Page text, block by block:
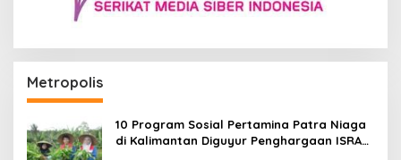
Metropolis
10 Program Sosial Pertamina Patra Niaga
di Kalimantan Diguyur Penghargaan ISRA